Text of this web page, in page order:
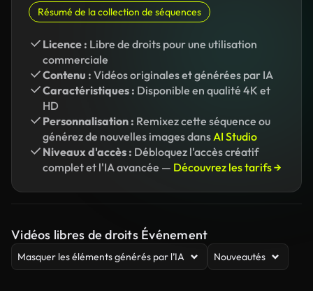
Résumé de la collection de séquences
Licence : Libre de droits pour une utilisation
commerciale
Contenu : Vidéos originales et générées par IA
Caractéristiques : Disponible en qualité 4K et
HD
Personnalisation : Remixez cette séquence ou
générez de nouvelles images dansAI Studio
Niveaux d'accès : Débloquez l'accès créatif
complet et l'IA avancée — Découvrez les tarifs →
Vidéos libres de droits Événement
Masquer les éléments générés par l’IA Nouveautés